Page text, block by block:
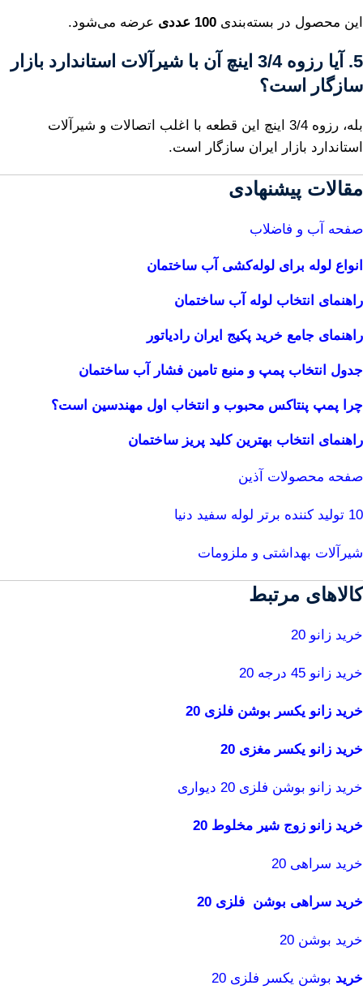
این محصول در بسته‌بندی 100 عددی عرضه می‌شود.
5. آیا رزوه 3/4 اینچ آن با شیرآلات استاندارد بازار
سازگار است؟
بله، رزوه 3/4 اینچ این قطعه با اغلب اتصالات و شیرآلات
استاندارد بازار ایران سازگار است.
مقالات پیشنهادی
صفحه آب و فاضلاب
انواع لوله برای لوله‌کشی آب ساختمان
راهنمای انتخاب لوله آب ساختمان
راهنمای جامع خرید پکیج ایران رادیاتور
جدول انتخاب پمپ و منبع تامین فشار آب ساختمان
چرا پمپ پنتاکس محبوب و انتخاب اول مهندسین است؟
راهنمای انتخاب بهترین کلید پریز ساختمان
صفحه محصولات آذین
10 تولید کننده برتر لوله سفید دنیا
شیرآلات بهداشتی و ملزومات
کالاهای مرتبط
خرید زانو 20
خرید زانو 45 درجه 20
خرید زانو یکسر بوشن فلزی 20
خرید زانو یکسر مغزی 20
خرید زانو بوشن فلزی 20 دیواری
خرید زانو زوج شیر مخلوط 20
خرید سراهی 20
خرید سراهی بوشن فلزی 20
خرید بوشن 20
خرید بوشن یکسر فلزی 20